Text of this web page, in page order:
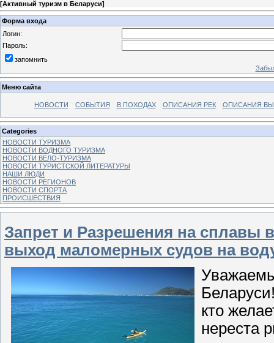
[Активный туризм в Беларуси]
Форма входа
Логин:
Пароль:
запомнить
Меню сайта
НОВОСТИ СОБЫТИЯ В ПОХОДАХ ОПИСАНИЯ РЕК ОПИСАНИЯ
Categories
НОВОСТИ ТУРИЗМА
НОВОСТИ ВОДНОГО ТУРИЗМА
НОВОСТИ ВЕЛО-ТУРИЗМА
НОВОСТИ ТУРИСТСКОЙ ЛИТЕРАТУРЫ
НАШИ ЛЮДИ
НОВОСТИ РЕГИОНОВ
НОВОСТИ СПОРТА
ПРОИСШЕСТВИЯ
Запрет и Разрешения на сплавы
выход маломерных судов на
кто
нереста